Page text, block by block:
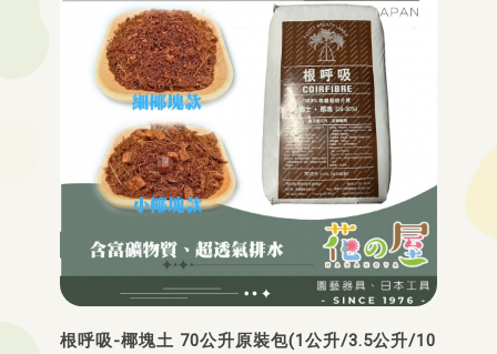
根呼吸-椰塊土 70公升原裝包(1公升/3.5公升/10